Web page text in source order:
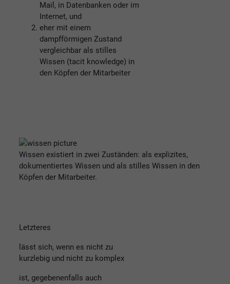
Mail, in Datenbanken oder im
Internet, und
eher mit einem
dampfförmigen Zustand
vergleichbar als stilles
Wissen (tacit knowledge) in
den Köpfen der Mitarbeiter
Wissen existiert in zwei Zuständen: als explizites,
dokumentiertes Wissen und als stilles Wissen in den
Köpfen der Mitarbeiter.
Letzteres
lässt sich, wenn es nicht zu
kurzlebig und nicht zu komplex
ist, gegebenenfalls auch